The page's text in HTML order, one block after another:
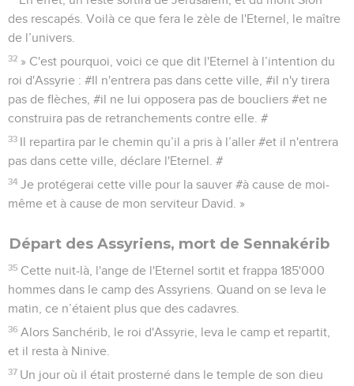
des rescapés. Voilà ce que fera le zèle de l'Eternel, le maître
de l’univers.
32 » C'est pourquoi, voici ce que dit l'Eternel à l’intention du
roi d'Assyrie : #Il n'entrera pas dans cette ville, #il n'y tirera
pas de flèches, #il ne lui opposera pas de boucliers #et ne
construira pas de retranchements contre elle. #
33 Il repartira par le chemin qu’il a pris à l’aller #et il n'entrera
pas dans cette ville, déclare l'Eternel. #
34 Je protégerai cette ville pour la sauver #à cause de moi-
même et à cause de mon serviteur David. »
Départ des Assyriens, mort de Sennakérib
35 Cette nuit-là, l'ange de l'Eternel sortit et frappa 185'000
hommes dans le camp des Assyriens. Quand on se leva le
matin, ce n’étaient plus que des cadavres.
36 Alors Sanchérib, le roi d'Assyrie, leva le camp et repartit,
et il resta à Ninive.
37 Un jour où il était prosterné dans le temple de son dieu